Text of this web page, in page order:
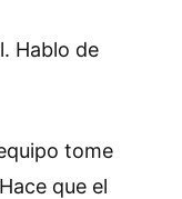
Hablo de
tome
que el